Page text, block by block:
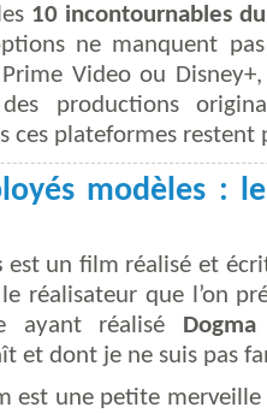
10 incontournables
ne manquent
Video ou
productions
ces plateformes restent
modèles :
est un film réalisé et
le réalisateur que l’on
ayant réalisé
Dogma
et dont je ne suis pas
est une petite merveille